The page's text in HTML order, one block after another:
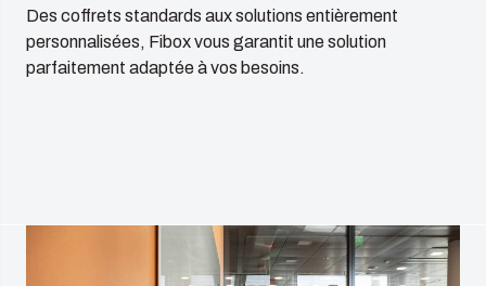
Des coffrets standards aux solutions entièrement
personnalisées, Fibox vous garantit une solution
parfaitement adaptée à vos besoins.